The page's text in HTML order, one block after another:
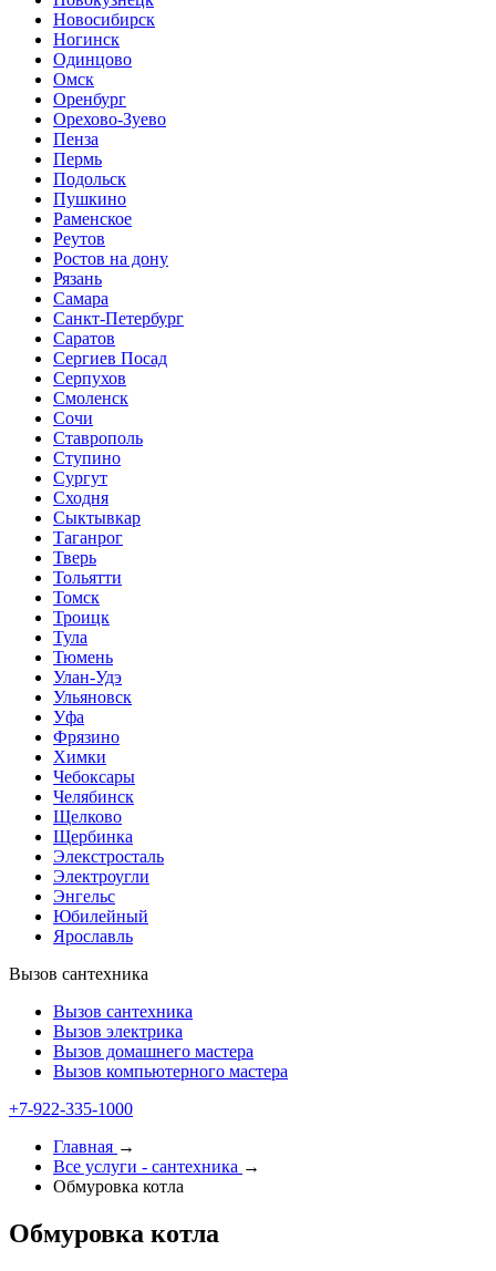
Новосибирск
Ногинск
Одинцово
Омск
Оренбург
Орехово-Зуево
Пенза
Пермь
Подольск
Пушкино
Раменское
Реутов
Ростов на дону
Рязань
Самара
Санкт-Петербург
Саратов
Сергиев Посад
Серпухов
Смоленск
Сочи
Ставрополь
Ступино
Сургут
Сходня
Сыктывкар
Таганрог
Тверь
Тольятти
Томск
Троицк
Тула
Тюмень
Улан-Удэ
Ульяновск
Уфа
Фрязино
Химки
Чебоксары
Челябинск
Щелково
Щербинка
Элекстросталь
Электроугли
Энгельс
Юбилейный
Ярославль
Вызов сантехника
Вызов сантехника
Вызов электрика
Вызов домашнего мастера
Вызов компьютерного мастера
+7-922-335-1000
Главная →
Все услуги - cантехника →
Обмуровка котла
Обмуровка котла